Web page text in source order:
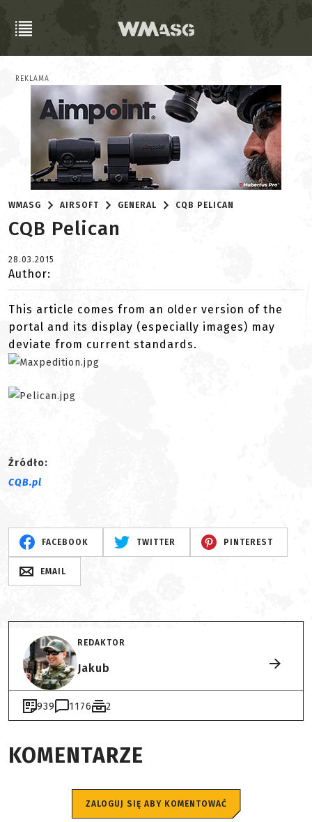
REKLAMA
WMASG AIRSOFT GENERAL CQB PELICAN
CQB Pelican
28.03.2015
Author:
This article comes from an older version of the
portal and its display (especially images) may
deviate from current standards.
Źródło:
CQB.pl
FACEBOOK TWITTER PINTEREST
EMAIL
REDAKTOR
Jakub
939 1176 2
KOMENTARZE
ZALOGUJ SIĘ ABY KOMENTOWAĆ